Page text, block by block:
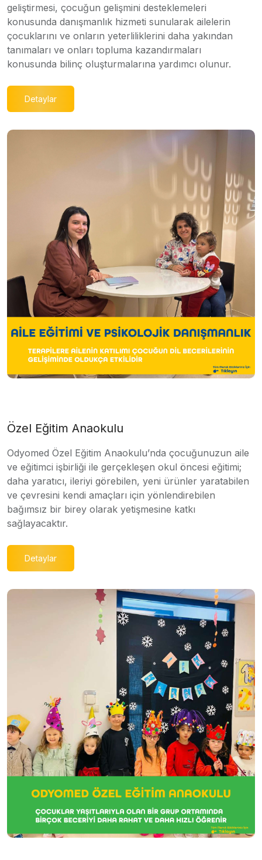
geliştirmesi, çocuğun gelişmini desteklemeleri
konusunda danışmanlık hizmeti sunularak ailelerin
çocuklarını ve onların yeterliliklerini daha yakından
tanımaları ve onları topluma kazandırmaları
konusunda bilinç oluşturmalarına yardımcı olunur.
Detaylar
Özel Eğitim Anaokulu
Odyomed Özel Eğitim Anaokulu’nda çocuğunuzun aile
ve eğitimci işbirliği ile gerçekleşen okul öncesi eğitimi;
daha yaratıcı, ileriyi görebilen, yeni ürünler yaratabilen
ve çevresini kendi amaçları için yönlendirebilen
bağımsız bir birey olarak yetişmesine katkı
sağlayacaktır.
Detaylar